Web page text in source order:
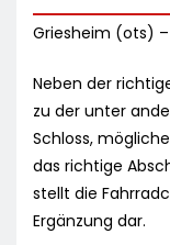
Griesheim (ots) –
Neben der
zu der unter
Schloss,
das richtige
stellt die
Ergänzung dar.